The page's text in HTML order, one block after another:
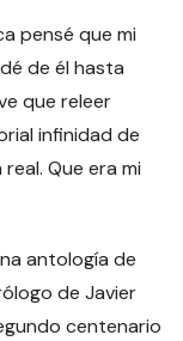
pensé que mi
de él hasta
que releer
infinidad de
Que era mi
antología de
de Javier
centenario